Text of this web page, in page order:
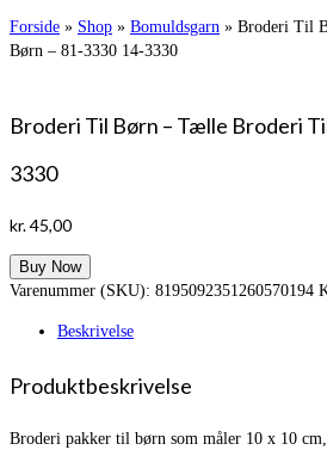
Forside » Shop » Bomuldsgarn » Broderi Til
Børn – 81-3330 14-3330
Broderi Til Børn – Tælle Broderi
3330
kr.45,00
Buy Now
Varenummer (SKU): 8195092351260570194
Beskrivelse
Produktbeskrivelse
Broderi pakker til børn som måler 10 x 10